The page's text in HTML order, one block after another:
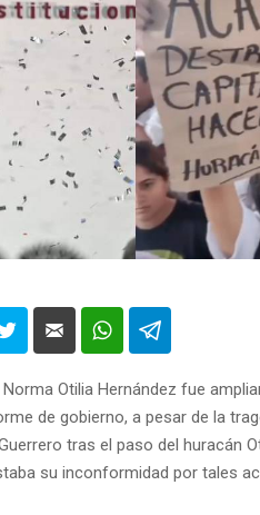
Otilia Hernández fue
de gobierno, a pesar de la
tras el paso del huracán
su inconformidad por tales